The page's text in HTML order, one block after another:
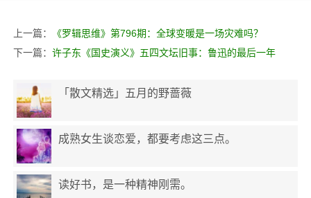
上一篇：
《罗辑思维》第796期：全球变暖是一场灾难吗？
下一篇： 许子东《国史演义》五四文坛旧事：鲁迅的最后一年
「散文精选」五月的野蔷薇
成熟女生谈恋爱，都要考虑这三点。
读好书，是一种精神刚需。